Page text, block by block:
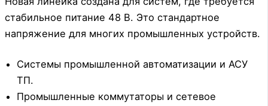
стабильное питание 48 В. Это стандартное
напряжение для многих промышленных устройств.
Системы промышленной автоматизации и АСУ
ТП.
Промышленные коммутаторы и сетевое